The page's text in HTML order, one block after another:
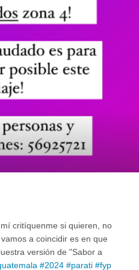
mí critíquenme si quieren, no
a coincidir es en que
versión de "Sabor a
#2024 #parati #fyp